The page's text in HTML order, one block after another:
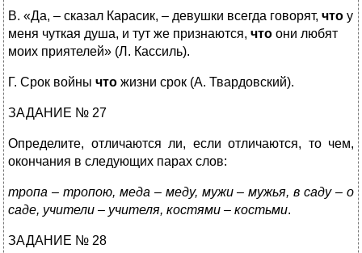
В. «Да, – сказал Карасик, – девушки всегда говорят, что у
меня чуткая душа, и тут же признаются, что они любят
моих приятелей» (Л. Кассиль).
Г. Срок войны что жизни срок (А. Твардовский).
ЗАДАНИЕ № 27
Определите, отличаются ли, если отличаются, то чем,
окончания в следующих парах слов:
тропа – тропою, меда – меду, мужи – мужья, в саду – о
саде, учители – учителя, костями – костьми.
ЗАДАНИЕ № 28